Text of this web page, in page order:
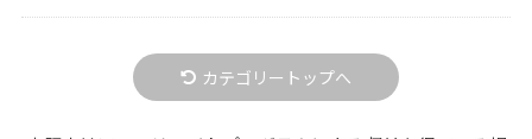
カテゴリートップへ